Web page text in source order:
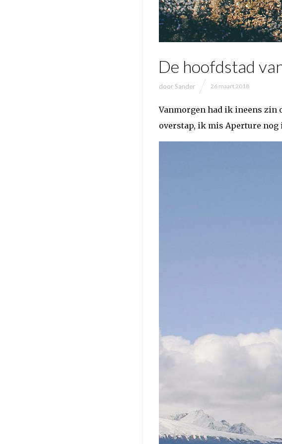
De hoofdstad
doorSander 26 maart 2018
Vanmorgen had ik ineens zin
overstap, ik mis Aperture nog